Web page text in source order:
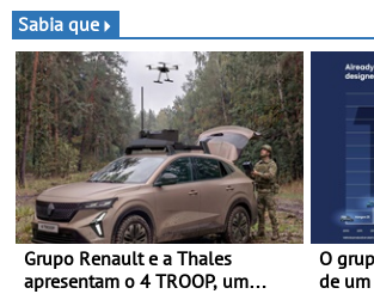
categoria
Sabia que
Grupo Renault e a Thales
apresentam o 4 TROOP, um
O
de